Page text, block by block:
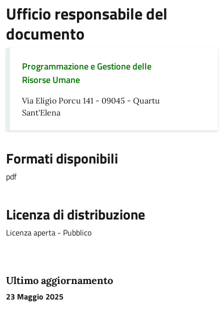
Ufficio responsabile del
documento
Programmazione e Gestione delle
Risorse Umane
Via Eligio Porcu 141 - 09045 - Quartu
Sant'Elena
Formati disponibili
pdf
Licenza di distribuzione
Licenza aperta - Pubblico
Ultimo aggiornamento
23 Maggio 2025